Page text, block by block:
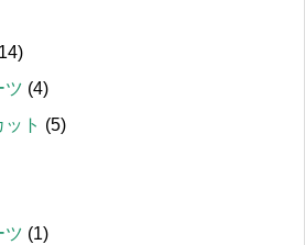
ツ (4)
ト (5)
ツ (1)